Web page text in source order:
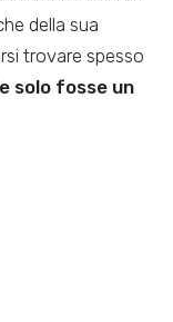
della sua
trovare spesso
solo fosse un